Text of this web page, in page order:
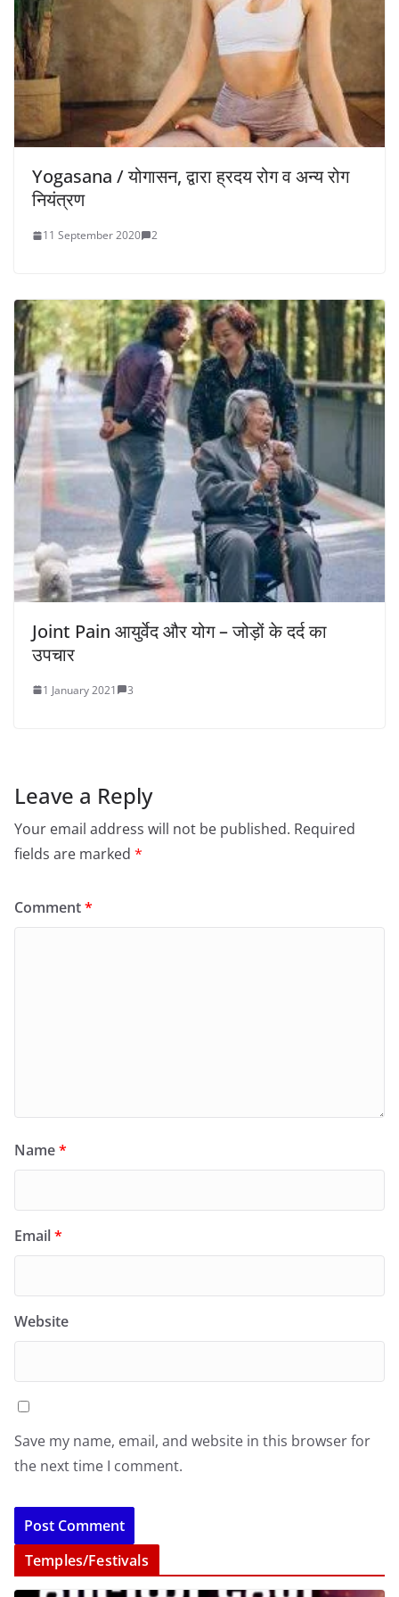
Yogasana / योगासन, द्वारा ह्रदय रोग व अन्य रोग
नियंत्रण
11 September 2020 2
Joint Pain आयुर्वेद और योग – जोड़ों के दर्द का
उपचार
1 January 2021 3
Leave a Reply
Your email address will not be published. Required
fields are marked *
Comment*
Name*
Email*
Website
Save my name, email, and website in this browser for
the next time I comment.
Temples/Festivals